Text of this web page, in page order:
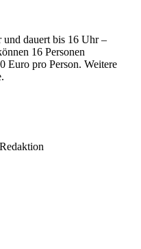
dauert bis 16 Uhr –
16 Personen
Euro pro Person. Weitere